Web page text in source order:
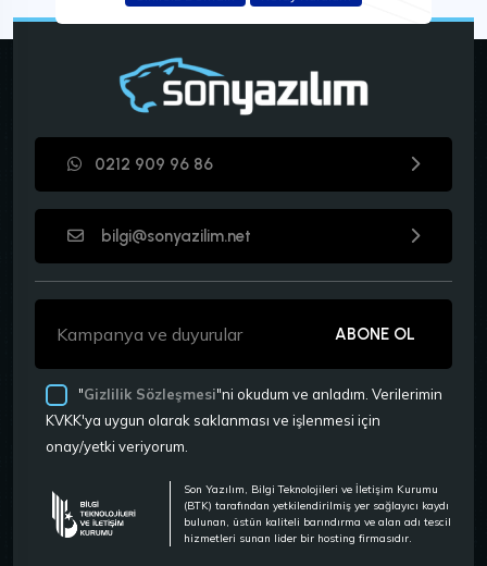
0212 909 96 86
bilgi@sonyazilim.net
ABONE OL
"Gizlilik Sözleşmesi"ni okudum ve anladım. Verilerimin
KVKK'ya uygun olarak saklanması ve işlenmesi için
onay/yetki veriyorum.
Son Yazılım, Bilgi Teknolojileri ve İletişim Kurumu
(BTK) tarafından yetkilendirilmiş yer sağlayıcı kaydı
bulunan, üstün kaliteli barındırma ve alan adı tescil
hizmetleri sunan lider bir hosting firmasıdır.